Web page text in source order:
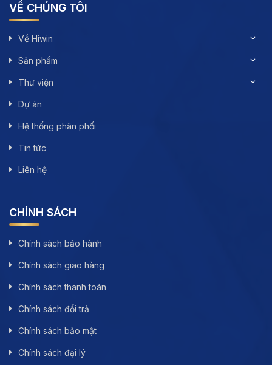
VỀ CHÚNG TÔI
Về Hiwin
Sản phẩm
Thư viện
Dự án
Hệ thống phân phối
Tin tức
Liên hệ
CHÍNH SÁCH
Chính sách bảo hành
Chính sách giao hàng
Chính sách thanh toán
Chính sách đổi trả
Chính sách bảo mật
Chính sách đại lý